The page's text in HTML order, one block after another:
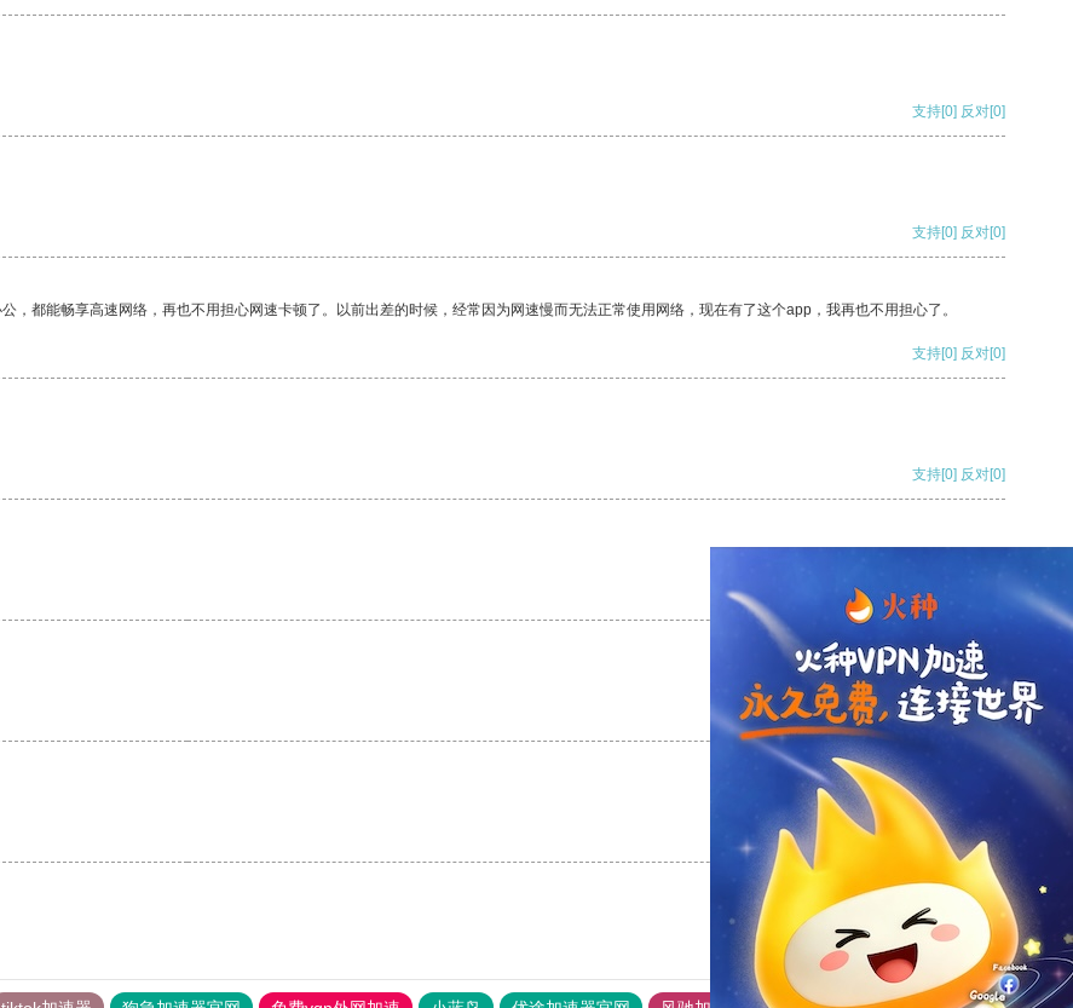
支持[0] 反对[0]
支持[0] 反对[0]
都能畅享高速网络，再也不用担心网速卡顿了。以前出差的时候，经常因为网速慢而无法正常使用网络，现在有了这个app，我再也不用担心了。
支持[0] 反对[0]
支持[0] 反对[0]
支持
支持[0] 反对[0]
支持[0] 反对[0]